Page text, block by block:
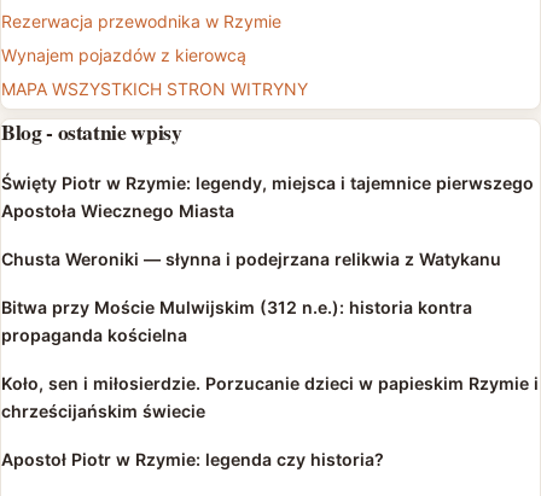
Rezerwacja przewodnika w Rzymie
Wynajem pojazdów z kierowcą
MAPA WSZYSTKICH STRON WITRYNY
Blog - ostatnie wpisy
Święty Piotr w Rzymie: legendy, miejsca i tajemnice pierwszego
Apostoła Wiecznego Miasta
Chusta Weroniki — słynna i podejrzana relikwia z Watykanu
Bitwa przy Moście Mulwijskim (312 n.e.): historia kontra
propaganda kościelna
Koło, sen i miłosierdzie. Porzucanie dzieci w papieskim Rzymie i
chrześcijańskim świecie
Apostoł Piotr w Rzymie: legenda czy historia?